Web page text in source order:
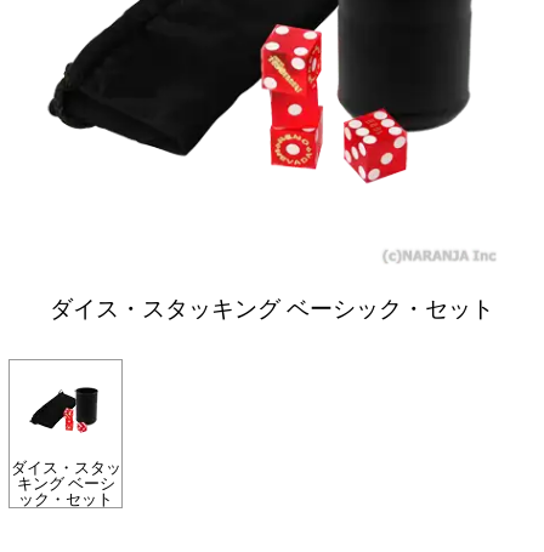
ダイス・スタッキング ベーシック・セット
ダイス・スタッ
キング ベーシ
ック・セット